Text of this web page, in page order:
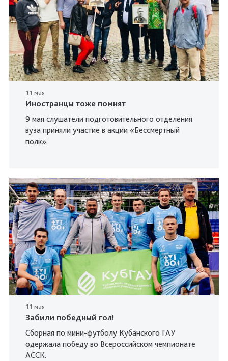
11 мая
Иностранцы тоже помнят
9 мая слушатели подготовительного отделения
вуза приняли участие в акции «Бессмертный
полк».
11 мая
Забили победный гол!
Сборная по мини-футболу Кубанского ГАУ
одержала победу во Всероссийском чемпионате
АССК.